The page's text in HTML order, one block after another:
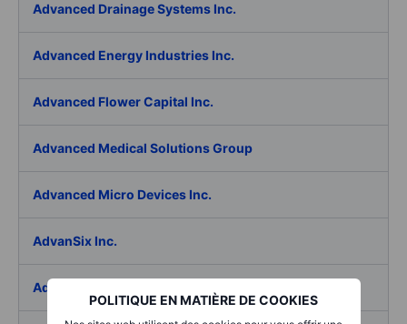
POLITIQUE EN MATIÈRE DE COOKIES
Advanced Drainage Systems Inc.
Advanced Energy Industries Inc.
Advanced Flower Capital Inc.
Advanced Medical Solutions Group
Advanced Micro Devices Inc.
AdvanSix Inc.
Advantage Solutions Inc.